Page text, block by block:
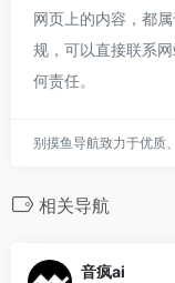
网页上的内容，都
规，可以直接联系
何责任。
别摸鱼导航致力于优质
相关导航
音疯ai